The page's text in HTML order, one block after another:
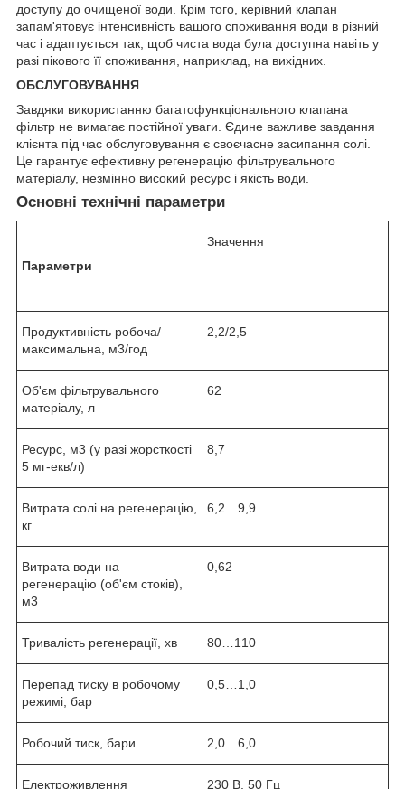
доступу до очищеної води. Крім того, керівний клапан
запам'ятовує інтенсивність вашого споживання води в різний
час і адаптується так, щоб чиста вода була доступна навіть у
разі пікового її споживання, наприклад, на вихідних.
ОБСЛУГОВУВАННЯ
Завдяки використанню багатофункціонального клапана
фільтр не вимагає постійної уваги. Єдине важливе завдання
клієнта під час обслуговування є своєчасне засипання солі.
Це гарантує ефективну регенерацію фільтрувального
матеріалу, незмінно високий ресурс і якість води.
Основні технічні параметри
Параметри
Значення
Продуктивність робоча/
максимальна, м3/год
2,2/2,5
Об'єм фільтрувального
матеріалу, л
62
Ресурс, м3 (у разі жорсткості
5 мг-екв/л)
8,7
Витрата солі на регенерацію,
кг
6,2…9,9
Витрата води на
регенерацію (об'єм стоків),
м3
0,62
Тривалість регенерації, хв 80…110
Перепад тиску в робочому
режимі, бар
0,5…1,0
Робочий тиск, бари 2,0…6,0
Електроживлення 230 В, 50 Гц